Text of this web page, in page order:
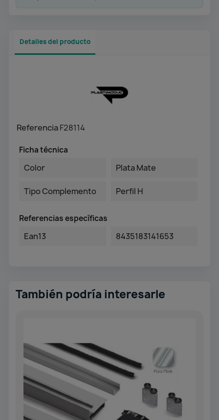
Detalles del producto
ReferenciaF28114
Ficha técnica
Color Plata Mate
Tipo Complemento Perfil H
Referencias específicas
Ean13 8435183141653
También podría interesarle